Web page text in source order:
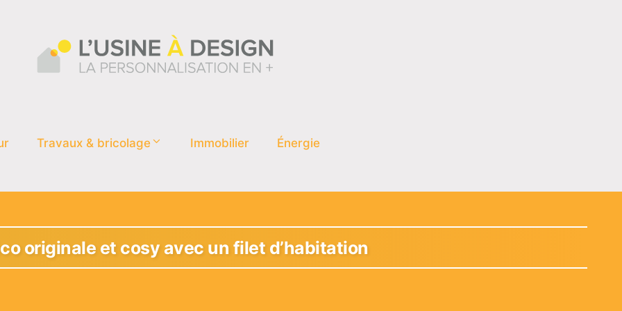
Travaux & bricolage Immobilier Énergie
originale et cosy avec un filet d’habitation